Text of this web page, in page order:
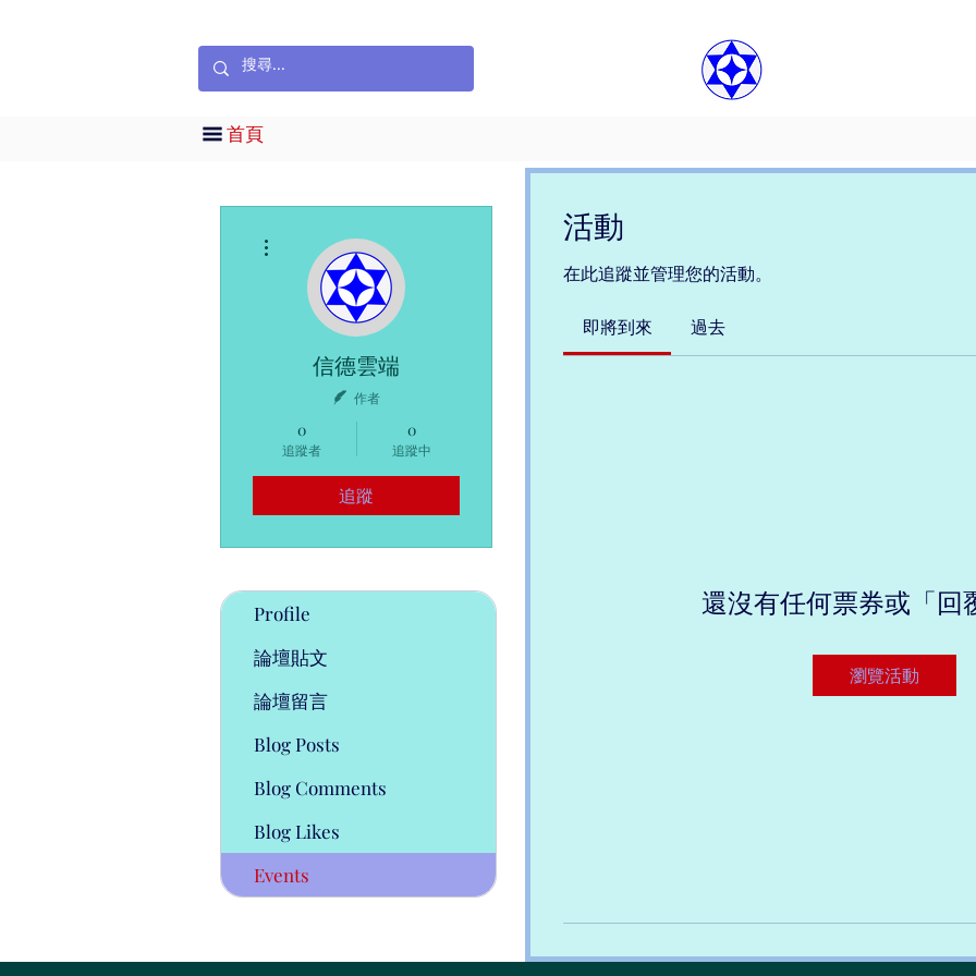
首頁
活動
在此追蹤並管理您的活動。
即將到來 過去
還沒有任何票券或「回
瀏覽活動
信德雲端
作者
0
追蹤者
0
追蹤中
追蹤
Profile
論壇貼文
論壇留言
Blog Posts
Blog Comments
Blog Likes
Events